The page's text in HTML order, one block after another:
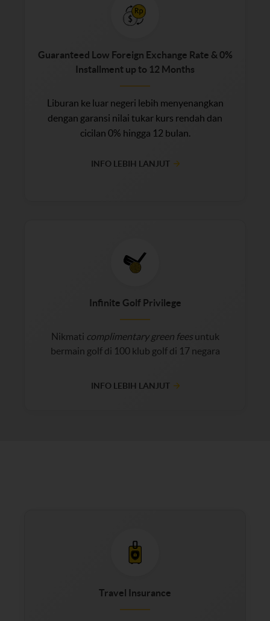
Guaranteed Low Foreign Exchange Rate & 0%
Installment up to 12 Months
Liburan ke luar negeri lebih menyenangkan
dengan garansi nilai tukar kurs rendah dan
cicilan 0% hingga 12 bulan.
INFO LEBIH LANJUT
Infinite Golf Privilege
Nikmati complimentary green feesuntuk
bermain golf di 100 klub golf di 17 negara
INFO LEBIH LANJUT
Travel Insurance